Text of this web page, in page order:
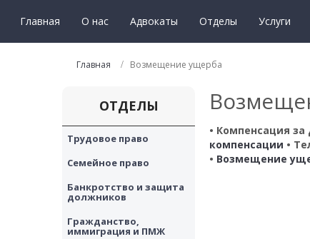
Главная О нас Адвокаты Отделы Услуги
Главная Возмещение ущерба
ОТДЕЛЫ
Трудовое право
Семейное право
Банкротство и защита
должников
Гражданство,
иммиграция и ПМЖ
• Компенсация за
компенсации •
• Возмещение